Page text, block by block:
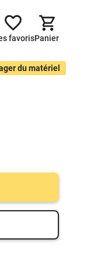
favorisPanier
du matériel